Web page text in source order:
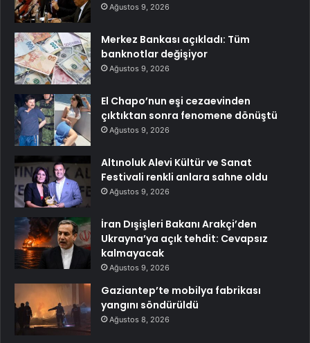
Ağustos 9, 2026
Merkez Bankası açıkladı: Tüm
banknotlar değişiyor
Ağustos 9, 2026
El Chapo’nun eşi cezaevinden
çıktıktan sonra fenomene dönüştü
Ağustos 9, 2026
Altınoluk Alevi Kültür ve Sanat
Festivali renkli anlara sahne oldu
Ağustos 9, 2026
İran Dışişleri Bakanı Arakçi’den
Ukrayna’ya açık tehdit: Cevapsız
kalmayacak
Ağustos 9, 2026
Gaziantep’te mobilya fabrikası
yangını söndürüldü
Ağustos 8, 2026